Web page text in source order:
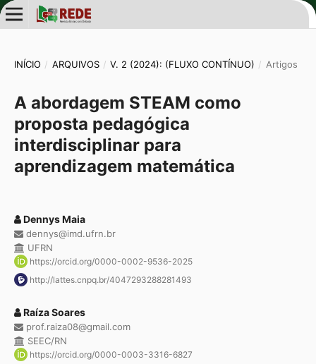
INÍCIO / ARQUIVOS / V. 2 (2024): (FLUXO CONTÍNUO) / Artigos
A abordagem STEAM como
proposta pedagógica
interdisciplinar para
aprendizagem matemática
Dennys Maia
dennys@imd.ufrn.br
UFRN
https://orcid.org/0000-0002-9536-2025
http://lattes.cnpq.br/4047293288281493
Raíza Soares
prof.raiza08@gmail.com
SEEC/RN
https://orcid.org/0000-0003-3316-6827